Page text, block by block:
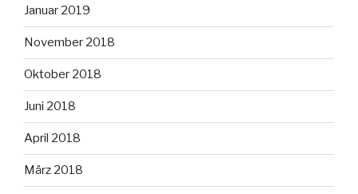
Januar 2019
November 2018
Oktober 2018
Juni 2018
April 2018
März 2018